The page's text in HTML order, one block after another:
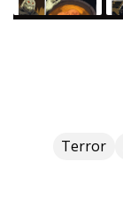
Terror